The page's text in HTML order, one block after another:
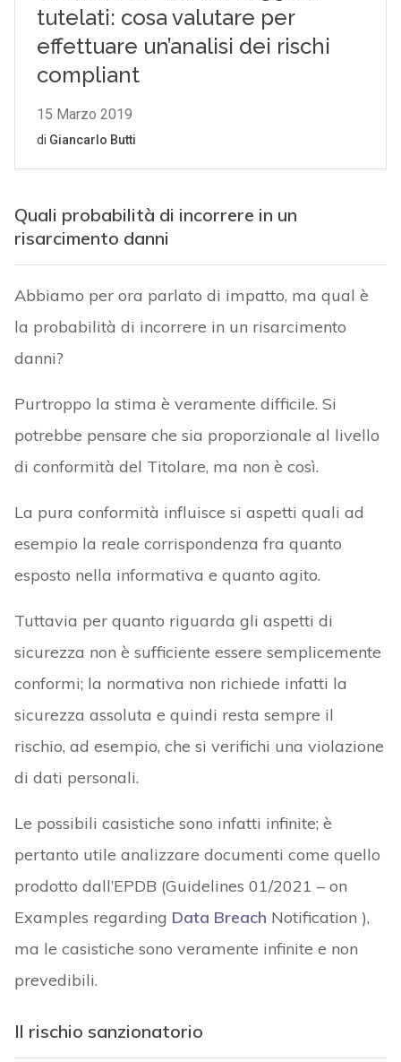
Quali probabilità di incorrere in un
risarcimento danni
Abbiamo per ora parlato di impatto, ma qual è
la probabilità di incorrere in un risarcimento
danni?
Purtroppo la stima è veramente difficile. Si
potrebbe pensare che sia proporzionale al livello
di conformità del Titolare, ma non è così.
La pura conformità influisce si aspetti quali ad
esempio la reale corrispondenza fra quanto
esposto nella informativa e quanto agito.
Tuttavia per quanto riguarda gli aspetti di
sicurezza non è sufficiente essere semplicemente
conformi; la normativa non richiede infatti la
sicurezza assoluta e quindi resta sempre il
rischio, ad esempio, che si verifichi una violazione
di dati personali.
Le possibili casistiche sono infatti infinite; è
pertanto utile analizzare documenti come quello
prodotto dall’EPDB (Guidelines 01/2021 – on
Examples regarding Data Breach Notification ),
ma le casistiche sono veramente infinite e non
prevedibili.
Il rischio sanzionatorio